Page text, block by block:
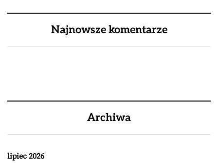
Najnowsze komentarze
Archiwa
lipiec 2026